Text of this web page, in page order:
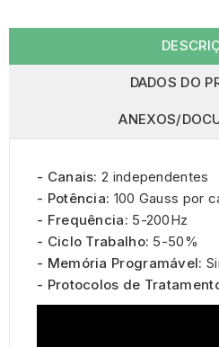
DADOS DO
ANEXOS/
- Canais: 2 independentes
- Potência: 100 Gauss por
- Frequência: 5-200Hz
- Ciclo Trabalho: 5-50%
- Memória Programável:
- Protocolos de